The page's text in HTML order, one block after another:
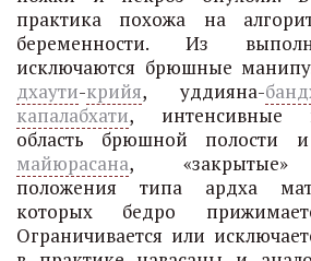
практика похожа на
беременности. Из
исключаются брюшные
дхаути-крийя, уддияна-
капалабхати, интенсивные
область брюшной полости
майюрасана, «закрытые»
положения типа ардха
которых бедро
Ограничивается или